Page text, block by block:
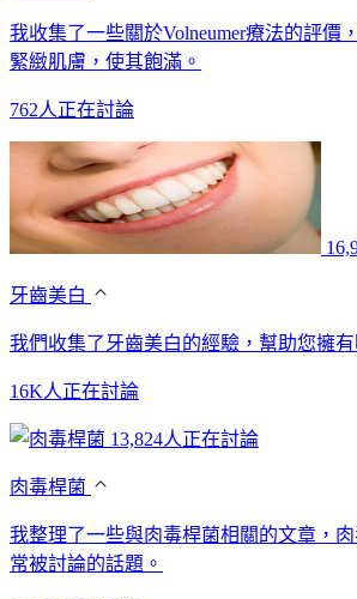
我收集了一些關於Volneumer療法的評價
緊緻肌膚，使其飽滿。
762人正在討論
牙齒美白
我們收集了牙齒美白的經驗，幫助您擁有
16K人正在討論
13,824人正在討論
肉毒桿菌
我整理了一些與肉毒桿菌相關的文章，
常被討論的話題。